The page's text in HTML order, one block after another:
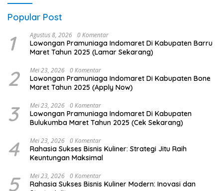
Popular Post
1 Agustus 8, 2026 0 Komentar
Lowongan Pramuniaga Indomaret Di Kabupaten Barru
Maret Tahun 2025 (Lamar Sekarang)
2 Mei 23, 2026 0 Komentar
Lowongan Pramuniaga Indomaret Di Kabupaten Bone
Maret Tahun 2025 (Apply Now)
3 Mei 23, 2026 0 Komentar
Lowongan Pramuniaga Indomaret Di Kabupaten
Bulukumba Maret Tahun 2025 (Cek Sekarang)
4 Mei 23, 2026 0 Komentar
Rahasia Sukses Bisnis Kuliner: Strategi Jitu Raih
Keuntungan Maksimal
5 Mei 23, 2026 0 Komentar
Rahasia Sukses Bisnis Kuliner Modern: Inovasi dan